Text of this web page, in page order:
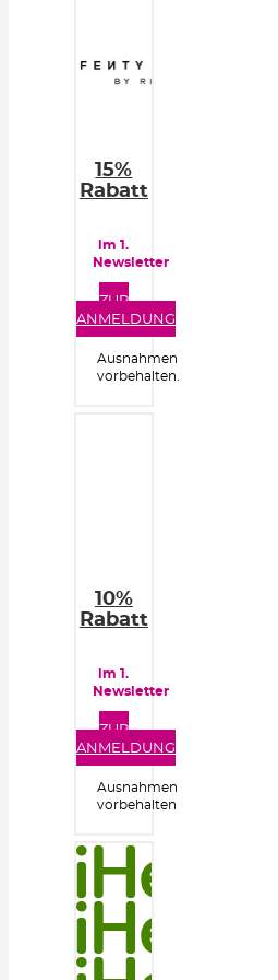
15%
Rabatt
im 1.
Newsletter
ZUR
ANMELDUNG
Ausnahmen
vorbehalten.
10%
Rabatt
im 1.
Newsletter
ZUR
ANMELDUNG
Ausnahmen
vorbehalten